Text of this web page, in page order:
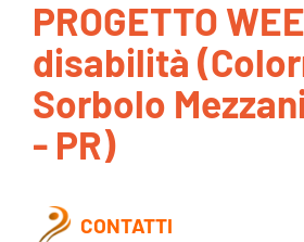
AREA SOCI
AREA RISERVATA
CONTATTI
LAVORA CON NOI
PROGETTO
disabilità
Sorbolo
- PR)
CONTATTI